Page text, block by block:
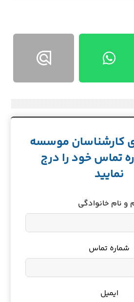
کارشناسان موسسه
تماس خود را درج
نمایید
و نام خانوادگی
شماره تماس
ایمیل